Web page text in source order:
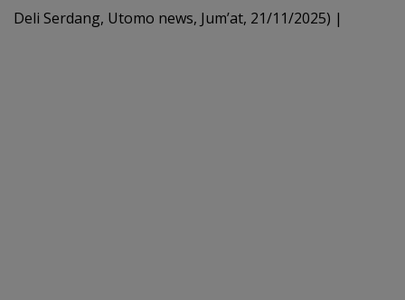
b er l s e
Deli Serdang, Utomo news, Jum’at, 21/11/2025) |